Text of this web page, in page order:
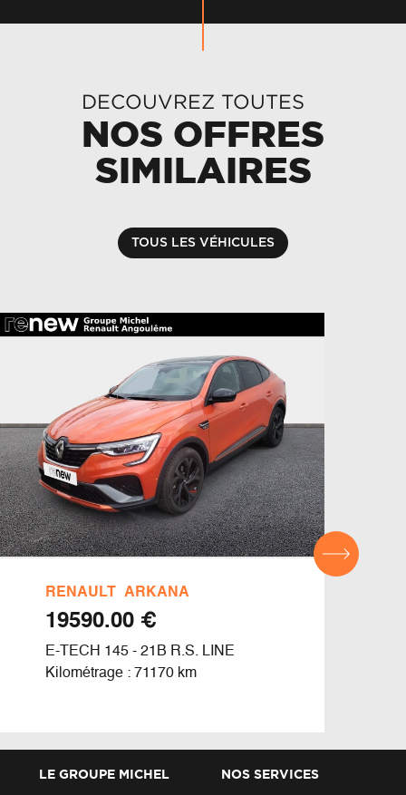
RENAULT ARKANA
€ 19590.00
E-TECH 145 - 21B R.S. LINE
Kilométrage : 71170 km
DECOUVREZ TOUTES
NOS OFFRES
SIMILAIRES
TOUS LES VÉHICULES
LE GROUPE MICHEL NOS SERVICES